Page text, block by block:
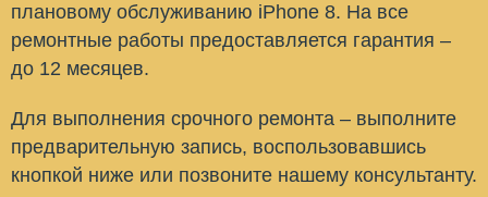
плановому обслуживанию iPhone 8. На все
ремонтные работы предоставляется гарантия –
до 12 месяцев.
Для выполнения срочного ремонта – выполните
предварительную запись, воспользовавшись
кнопкой ниже или позвоните нашему консультанту.